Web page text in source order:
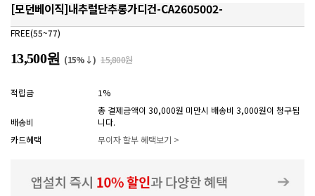
[모던베이직]내추럴단추롱가디건-CA2605002-
FREE(55~77)
13,500원 (15%↓) 15,800원
적립금 1%
배송비
총 결제금액이 30,000원 미만시 배송비 3,000원이 청구됩
니다.
카드혜택
무이자 할부 혜택보기 >